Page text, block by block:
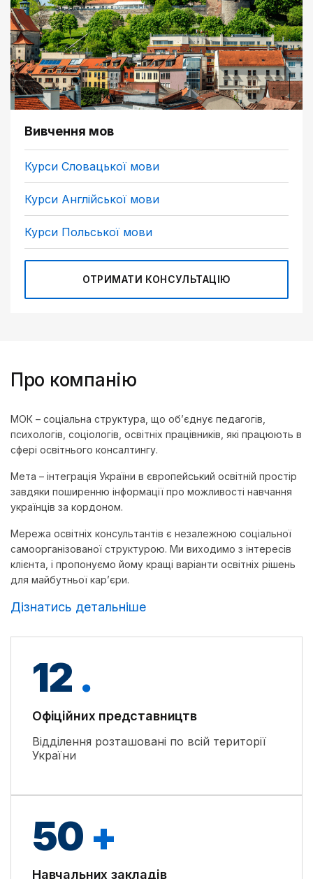
Вивчення мов
Курси Словацької мови
Курси Англійської мови
Курси Польської мови
ОТРИМАТИ КОНСУЛЬТАЦІЮ
Про компанію
МОК – соціальна структура, що об’єднує педагогів,
психологів, соціологів, освітніх працівників, які працюють в
сфері освітнього консалтингу.
Мета – інтеграція України в європейський освітній простір
завдяки поширенню інформації про можливості навчання
українців за кордоном.
Мережа освітніх консультантів є незалежною соціальної
самоорганізованої структурою. Ми виходимо з інтересів
клієнта, і пропонуємо йому кращі варіанти освітніх рішень
для майбутньої кар’єри.
Дізнатись детальніше
12 .
Офіційних представництв
Відділення розташовані по всій території
України
50 +
Навчальних закладів